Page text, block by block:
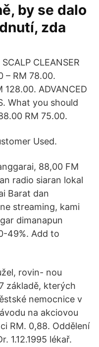
by se dalo
zda
SCALP CLEANSER
– RM 78.00.
128.00. ADVANCED
What you should
RM 75.00.
Used.
88,00 FM
radio siaran lokal
Barat dan
streaming, kami
dimanapun
49%. Add to
rovin- nou
základě, kterých
nemocnice v
na akciovou
RM. 0,88. Oddělení
1.12.1995 lékař.